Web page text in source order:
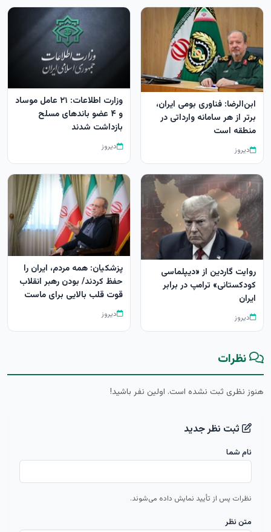
ابن‌الرضا: فناوری بومی ایران،
برتر از هر سامانه وارداتی در
منطقه است
دیروز
وزارت اطلاعات: ۲۱ عامل موساد
و ۴ عضو باندهای مسلح
بازداشت شدند
دیروز
روایت گاردین از «دیپلماسی
کودکستانی» ترامپ در برابر
ایران
دیروز
پزشکیان: همه مردم، ایران را
حفظ کردند/ بودن رهبر انقلاب
قوت قلب بالایی برای ماست
دیروز
نظرات
هنوز نظری ثبت نشده است. اولین نفر باشید!
ثبت نظر جدید
نام شما
نظرات پس از تأیید نمایش داده می‌شوند.
متن نظر